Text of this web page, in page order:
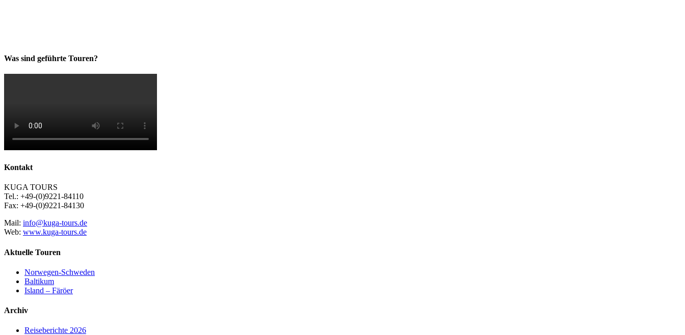
Was sind geführte Touren?
Kontakt
KUGA TOURS
Tel.: +49-(0)9221-84110
Fax: +49-(0)9221-84130
Mail: info@kuga-tours.de
Web: www.kuga-tours.de
Aktuelle Touren
Norwegen-Schweden
Baltikum
Island – Färöer
Archiv
Reiseberichte 2026